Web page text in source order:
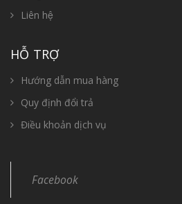
Liên hệ
HỖ TRỢ
Hướng dẫn mua hàng
Quy định đổi trả
Điều khoản dịch vụ
Facebook